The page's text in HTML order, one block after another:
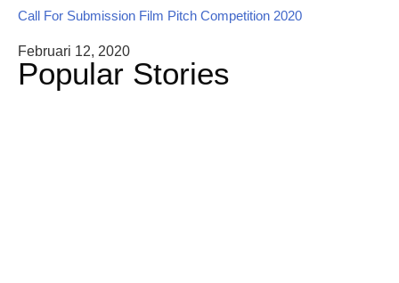
Call For Submission Film Pitch Competition 2020
Februari 12, 2020
Popular Stories